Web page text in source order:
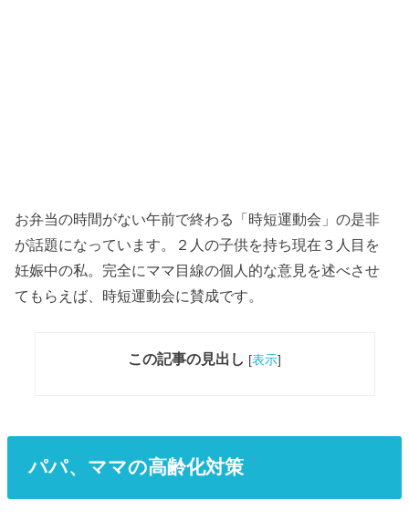
お弁当の時間がない午前で終わる「時短運動会」の是非
が話題になっています。２人の子供を持ち現在３人目を
妊娠中の私。完全にママ目線の個人的な意見を述べさせ
てもらえば、時短運動会に賛成です。
この記事の見出し [表示]
パパ、ママの高齢化対策